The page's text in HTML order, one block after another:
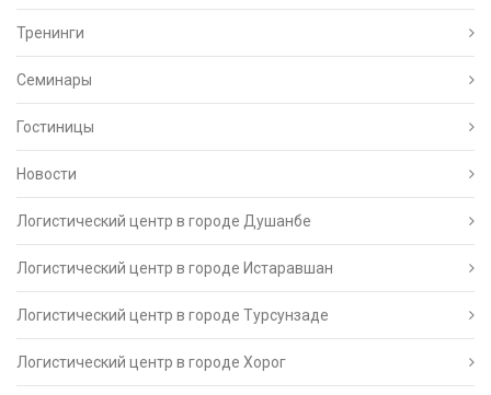
Тренинги
Семинары
Гостиницы
Новости
Логистический центр в городе Душанбе
Логистический центр в городе Истаравшан
Логистический центр в городе Турсунзаде
Логистический центр в городе Хорог